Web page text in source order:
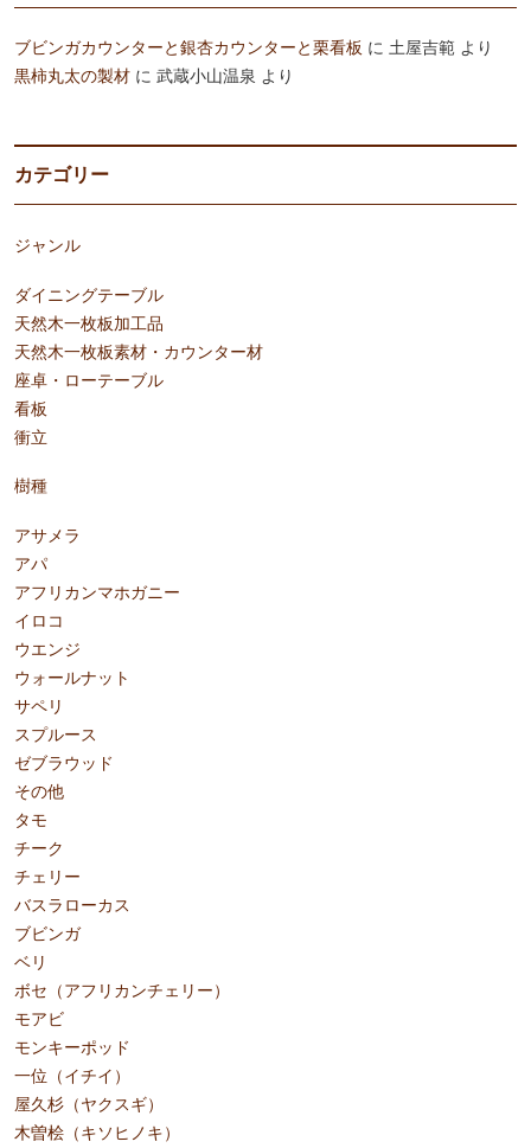
ブビンガカウンターと銀杏カウンターと栗看板 に 土屋吉範 より
黒柿丸太の製材 に 武蔵小山温泉 より
カテゴリー
ジャンル
ダイニングテーブル
天然木一枚板加工品
天然木一枚板素材・カウンター材
座卓・ローテーブル
看板
衝立
樹種
アサメラ
アパ
アフリカンマホガニー
イロコ
ウエンジ
ウォールナット
サペリ
スプルース
ゼブラウッド
その他
タモ
チーク
チェリー
バスラローカス
ブビンガ
ベリ
ボセ（アフリカンチェリー）
モアビ
モンキーポッド
一位（イチイ）
屋久杉（ヤクスギ）
木曽桧（キソヒノキ）